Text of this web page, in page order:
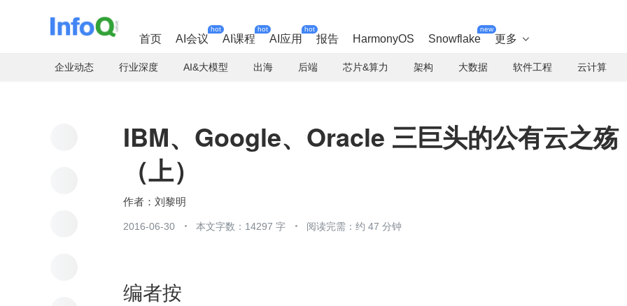
首页 AI会议
hot
AI课程
hot
AI应用
hot
报告 HarmonyOS Snowflake
new
更多 
企业动态 行业深度 AI&大模型 出海 后端 芯片&算力 架构 大数据 软件工程 云计算
IBM、Google、Oracle 三巨头的公有云之殇
（上）
刘黎明
2016-06-30 本文字数：14297 字 阅读完需：约 47 分钟
编者按